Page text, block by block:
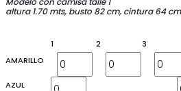
altura 1.70 mts, busto 82 cm, cintura 64
1 2 3
AMARILLO
AZUL